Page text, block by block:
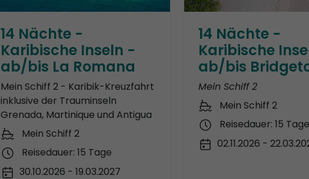
14 Nächte -
Karibische Inseln -
ab/bis La Romana
Mein Schiff 2 - Karibik-Kreuzfahrt
inklusive der Trauminseln
Grenada, Martinique und Antigua
Mein Schiff 2
Reisedauer: 15 Tage
30.10.2026 - 19.03.2027
14 Nächte -
Karibische
ab/bis
Mein Schiff 2
Mein Schiff 2
Reisedauer: 15 Tage
02.11.2026 -